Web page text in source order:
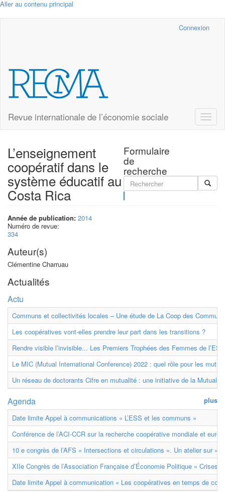
Aller au contenu principal
Connexion
Revue internationale de l’économie sociale
Toggle
Formulaire
de
recherche
L’enseignement
coopératif dans le
système éducatif au
Costa Rica
Année de publication: 2014
Numéro de revue:
334
Auteur(s)
Clémentine Charruau
Actualités
Actu
Communs et collectivités locales – Une étude de La Coop des
Les coopératives vont-elles prendre leur part dans les transitions ?
Rendre visible l’invisible... Les Premiers Trophées des Femmes de
Le MIC (Mutual International Conference) 2022 : quel rôle pour les
Un réseau de doctorants Cifre en mutualité : une initiative de la
plus
Agenda
Date limite Appel à communications « L’ESS et les communs »
Conférence de l’ACI-CCR sur la recherche coopérative mondiale et
10 e congrès de l’AFS « Intersections et circulations ». Un atelier sur «
XIIe Congrès de l’Association Française d’Économie Politique « Crises
Date limite Appel à communication « Les coopératives en temps de